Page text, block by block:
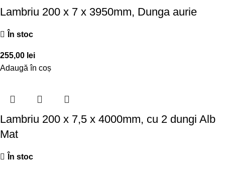
Lambriu 200 x 7 x 3950mm, Dunga aurie
În stoc
255,00 lei
Adaugă în coș
Lambriu 200 x 7,5 x 4000mm, cu 2 dungi Alb
Mat
În stoc